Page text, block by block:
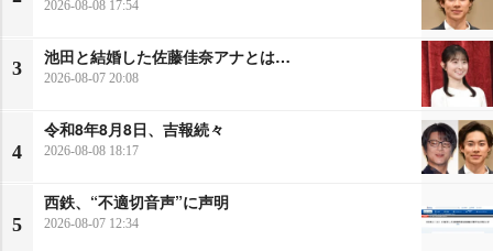
2026-08-08 17:54
3
池田と結婚した佐藤佳奈アナとは…
2026-08-07 20:08
4
令和8年8月8日、吉報続々
2026-08-08 18:17
5
西鉄、“不適切音声”に声明
2026-08-07 12:34